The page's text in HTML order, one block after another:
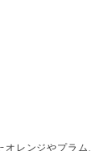
レンジやプラム、